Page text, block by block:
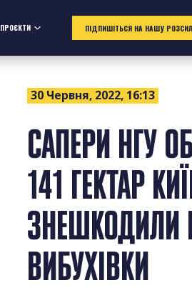
ПРОЄКТИ ПІДПИШІТЬСЯ НА НАШУ
30 Червня, 2022, 16:13
САПЕРИ НГУ
141 ГЕКТАР
ЗНЕШКОДИЛИ
ВИБУХІВКИ